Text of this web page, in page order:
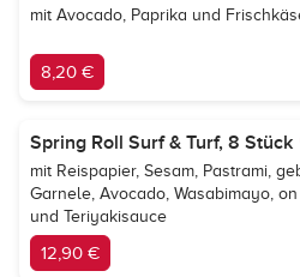
mit Avocado, Paprika und
8,20 €
Spring Roll Surf & Turf, 8 Stück
mit Reispapier, Sesam, Pastrami,
Garnele, Avocado, Wasabimayo,
und Teriyakisauce
12,90 €